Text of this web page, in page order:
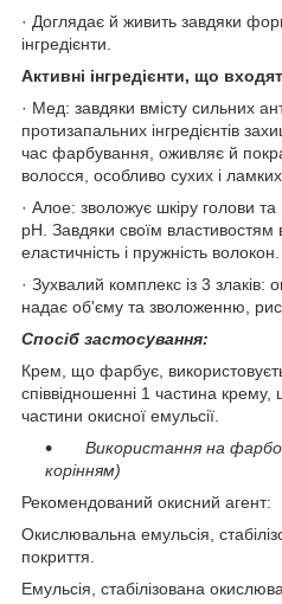
· Доглядає й живить завдяки
інгредієнти.
Активні інгредієнти, що
· Мед: завдяки вмісту сильних
протизапальних інгредієнтів
час фарбування, оживляє й
волосся, особливо сухих і ламких.
· Алое: зволожує шкіру голови та
pH. Завдяки своїм властивостям
еластичність і пружність волокон.
· Зухвалий комплекс із 3
надає об'єму та зволоженню,
Спосіб застосування:
Крем, що фарбує,
співвідношенні 1 частина
частини окисної емульсії.
Використання на
корінням)
Рекомендований окисний агент:
Окислювальна емульсія,
покриття.
Емульсія, стабілізована